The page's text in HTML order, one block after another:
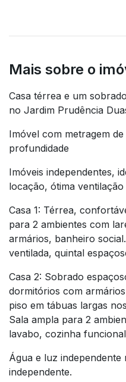
Mais sobre o
Casa térrea e um
no Jardim Prudência
Imóvel com metragem
profundidade
Imóveis independentes,
locação, ótima
Casa 1: Térrea,
para 2 ambientes com
armários, banheiro
ventilada, quintal
Casa 2: Sobrado
dormitórios com
piso em tábuas largas
Sala ampla para 2
lavabo, cozinha
Água e luz independente
independente.